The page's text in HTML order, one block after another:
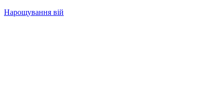
Нарощування вій